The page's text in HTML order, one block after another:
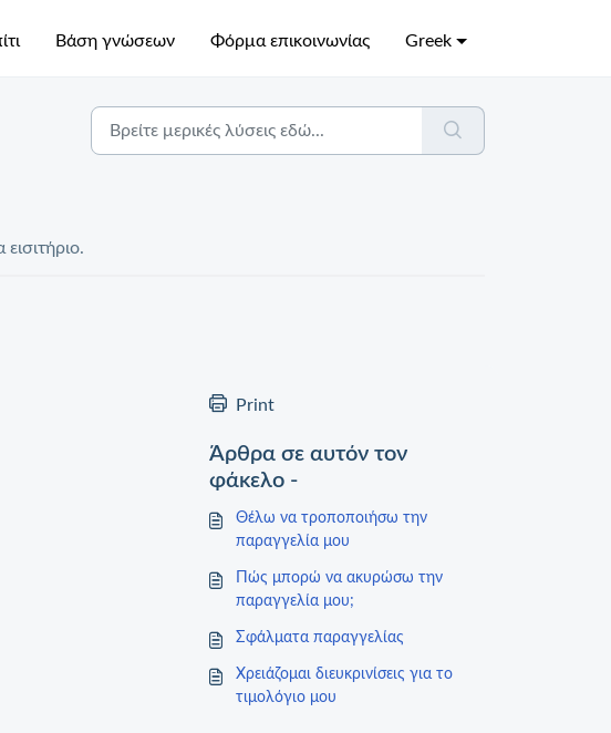
Βάση γνώσεων Φόρμα επικοινωνίας Greek
Print
Άρθρα σε αυτόν τον
φάκελο -
Θέλω να τροποποιήσω την
παραγγελία μου
Πώς μπορώ να ακυρώσω την
παραγγελία μου;
Σφάλματα παραγγελίας
Χρειάζομαι διευκρινίσεις για το
τιμολόγιο μου